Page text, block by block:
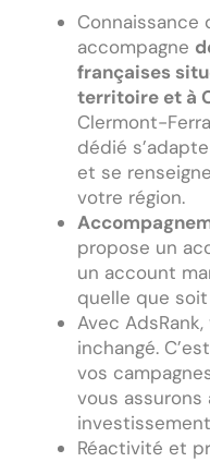
Connaissance
accompagne
françaises
territoire et à
Clermont-
dédié
et se
votre région.
propose un
un account
quelle que
Avec
inchangé.
vos
vous
Réactivité et